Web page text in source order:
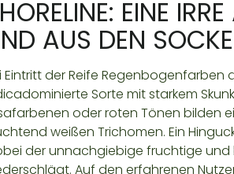
EINE
AUS DEN
Eintritt der Reife
Sorte mit starkem
oder roten Tönen bilden
weißen Trichomen. Ein
der unnachgiebige fruchtige und
Auf den erfahrenen